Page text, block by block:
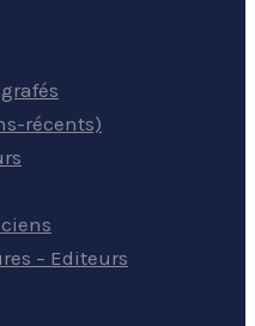
récents)
– Editeurs